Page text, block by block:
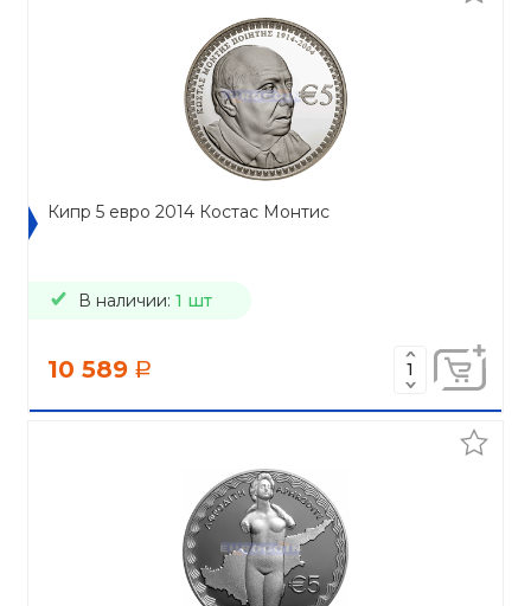
Кипр 5 евро 2014 Костас Монтис
В наличии: 1 шт
10 589 a